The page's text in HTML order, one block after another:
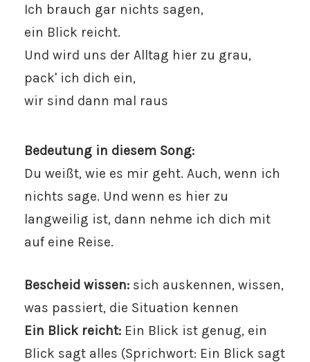
Ich brauch gar nichts sagen,
ein Blick reicht.
Und wird uns der Alltag hier zu grau,
pack' ich dich ein,
wir sind dann mal raus
Bedeutung in diesem Song:
Du weißt, wie es mir geht. Auch, wenn ich
nichts sage. Und wenn es hier zu
langweilig ist, dann nehme ich dich mit
auf eine Reise.
Bescheid wissen: sich auskennen, wissen,
was passiert, die Situation kennen
Ein Blick reicht: Ein Blick ist genug, ein
Blick sagt alles (Sprichwort: Ein Blick sagt